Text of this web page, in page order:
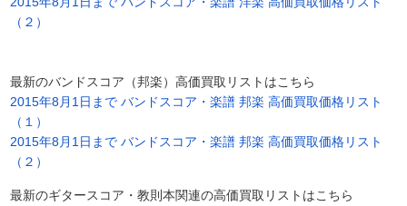
（２）
最新のバンドスコア（邦楽）高価買取リストはこちら
2015年8月1日まで バンドスコア・楽譜 邦楽 高価買取価格リスト
（１）
2015年8月1日まで バンドスコア・楽譜 邦楽 高価買取価格リスト
（２）
最新のギタースコア・教則本関連の高価買取リストはこちら